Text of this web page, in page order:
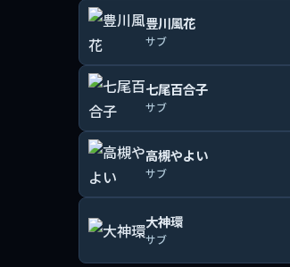
豊川風花
サブ
七尾百合子
サブ
高槻やよい
サブ
大神環
サブ